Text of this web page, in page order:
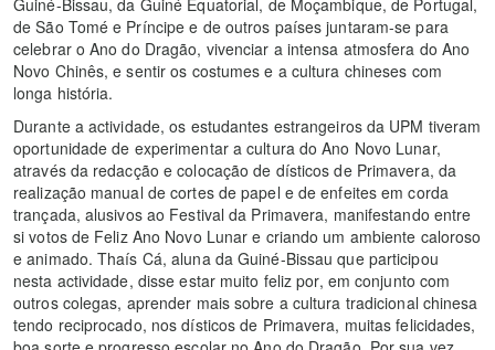
Guiné-Bissau, da Guiné Equatorial, de Moçambique, de Portugal,
de São Tomé e Príncipe e de outros países juntaram-se para
celebrar o Ano do Dragão, vivenciar a intensa atmosfera do Ano
Novo Chinês, e sentir os costumes e a cultura chineses com
longa história.
Durante a actividade, os estudantes estrangeiros da UPM tiveram
oportunidade de experimentar a cultura do Ano Novo Lunar,
através da redacção e colocação de dísticos de Primavera, da
realização manual de cortes de papel e de enfeites em corda
trançada, alusivos ao Festival da Primavera, manifestando entre
si votos de Feliz Ano Novo Lunar e criando um ambiente caloroso
e animado. Thaís Cá, aluna da Guiné-Bissau que participou
nesta actividade, disse estar muito feliz por, em conjunto com
outros colegas, aprender mais sobre a cultura tradicional chinesa
tendo reciprocado, nos dísticos de Primavera, muitas felicidades,